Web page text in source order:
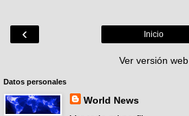
‹ Inicio
Ver versión web
Datos personales
World News